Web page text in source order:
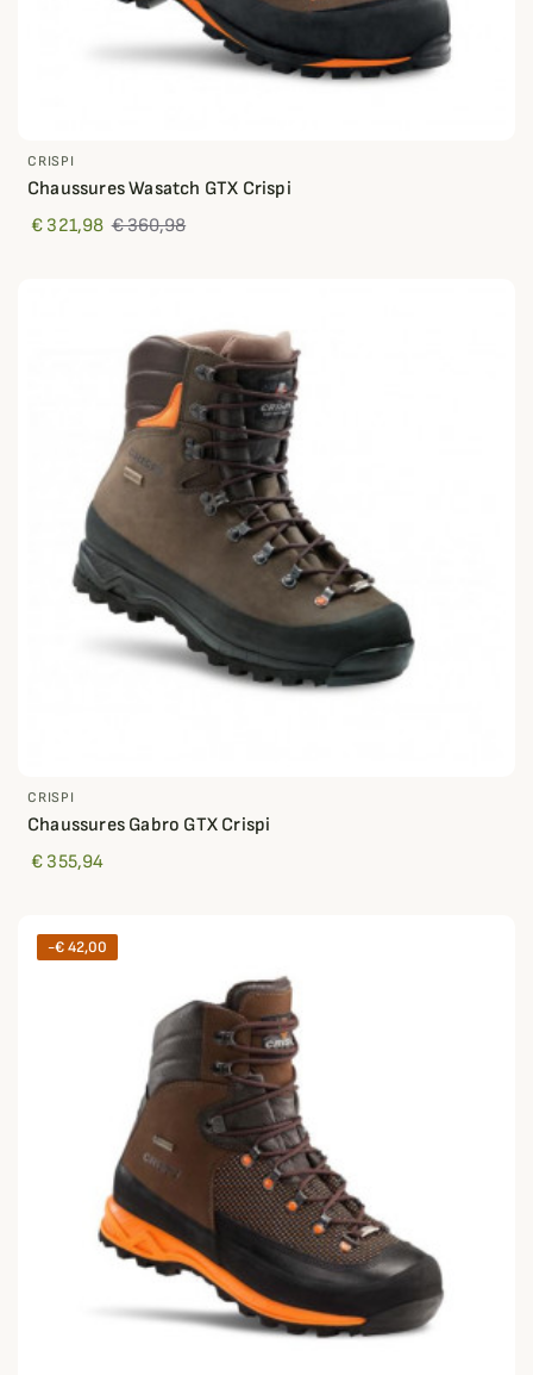
CRISPI
Chaussures Wasatch GTX Crispi
€ 321,98 € 360,98
CRISPI
Chaussures Gabro GTX Crispi
€ 355,94
-€ 42,00